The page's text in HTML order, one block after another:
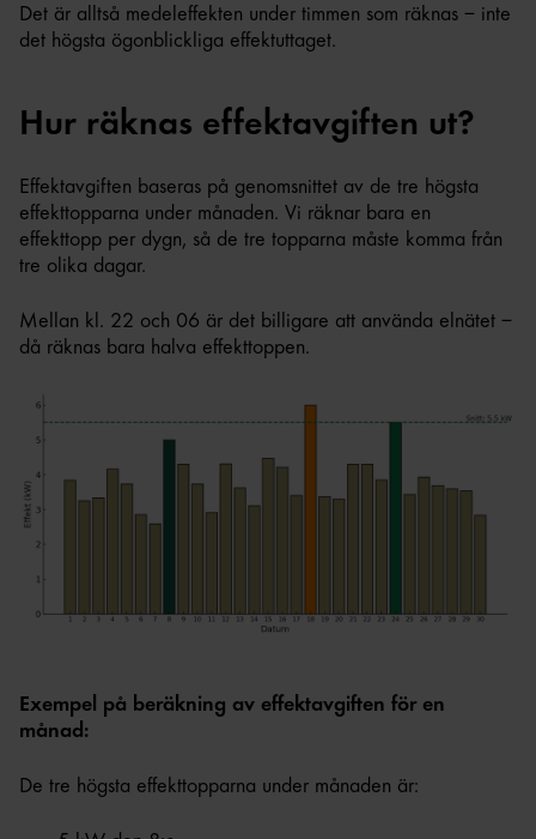
Det är alltså medeleffekten under timmen som räknas – inte
det högsta ögonblickliga effektuttaget.
Hur räknas effektavgiften ut?
Effektavgiften baseras på genomsnittet av de tre högsta
effekttopparna under månaden. Vi räknar bara en
effekttopp per dygn, så de tre topparna måste komma från
tre olika dagar.
Mellan kl. 22 och 06 är det billigare att använda elnätet –
då räknas bara halva effekttoppen.
Exempel på beräkning av effektavgiften för en
månad:
De tre högsta effekttopparna under månaden är: